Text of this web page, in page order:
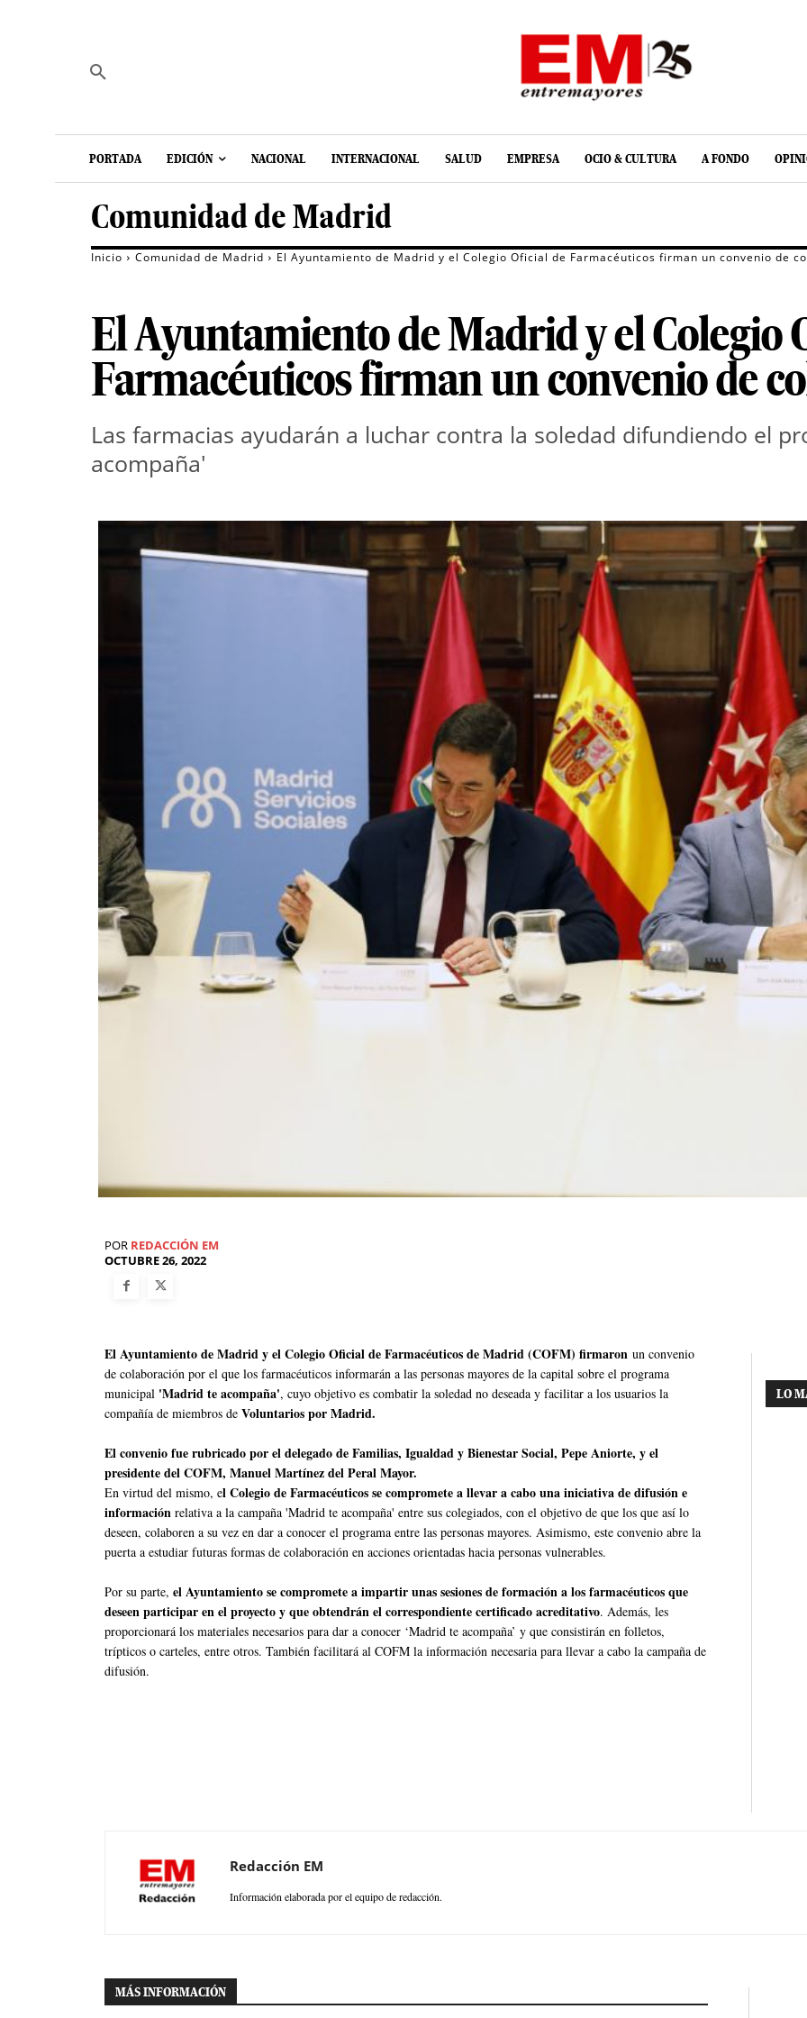
PORTADA EDICIÓN NACIONAL INTERNACIONAL SALUD EMPRESA OCIO & CULTURA A FONDO
Comunidad de Madrid
Inicio Comunidad de Madrid El Ayuntamiento de Madrid y el Colegio Oficial de Farmacéuticos firman un convenio de
El Ayuntamiento de Madrid y el Colegio
Farmacéuticos firman un convenio de
Las farmacias ayudarán a luchar contra la soledad difundiendo el
acompaña'
POR REDACCIÓN EM
OCTUBRE 26, 2022
El Ayuntamiento de Madrid y el Colegio Oficial de Farmacéuticos de Madrid (COFM) firmaron un convenio
de colaboración por el que los farmacéuticos informarán a las personas mayores de la capital sobre el programa
municipal 'Madrid te acompaña', cuyo objetivo es combatir la soledad no deseada y facilitar a los usuarios la
compañía de miembros de Voluntarios por Madrid.
El convenio fue rubricado por el delegado de Familias, Igualdad y Bienestar Social, Pepe Aniorte, y el
presidente del COFM, Manuel Martínez del Peral Mayor.
En virtud del mismo, el Colegio de Farmacéuticos se compromete a llevar a cabo una iniciativa de difusión e
información relativa a la campaña 'Madrid te acompaña' entre sus colegiados, con el objetivo de que los que así lo
deseen, colaboren a su vez en dar a conocer el programa entre las personas mayores. Asimismo, este convenio abre la
puerta a estudiar futuras formas de colaboración en acciones orientadas hacia personas vulnerables.
Por su parte, el Ayuntamiento se compromete a impartir unas sesiones de formación a los farmacéuticos que
deseen participar en el proyecto y que obtendrán el correspondiente certificado acreditativo. Además, les
proporcionará los materiales necesarios para dar a conocer ‘Madrid te acompaña’ y que consistirán en folletos,
trípticos o carteles, entre otros. También facilitará al COFM la información necesaria para llevar a cabo la campaña de
difusión.
LO
Redacción EM
Información elaborada por el equipo de redacción.
MÁS INFORMACIÓN